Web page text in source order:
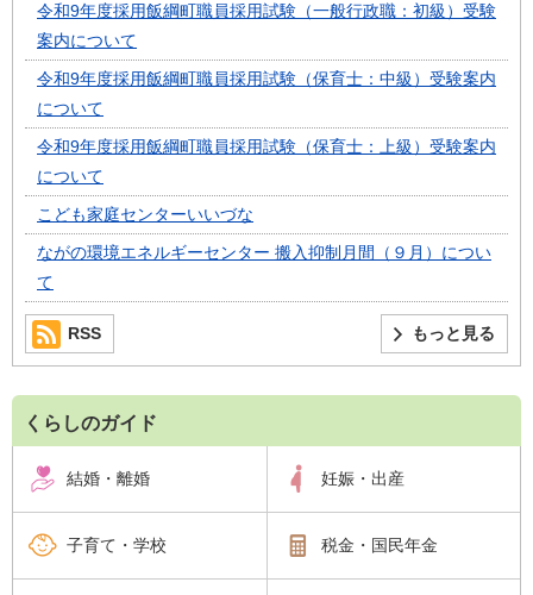
令和9年度採用飯綱町職員採用試験（一般行政職：初級）受験
案内について
令和9年度採用飯綱町職員採用試験（保育士：中級）受験案内
について
令和9年度採用飯綱町職員採用試験（保育士：上級）受験案内
について
こども家庭センターいいづな
ながの環境エネルギーセンター 搬入抑制月間（９月）につい
て
もっと見る
RSS
くらしのガイド
結婚・離婚 妊娠・出産
子育て・学校 税金・国民年金